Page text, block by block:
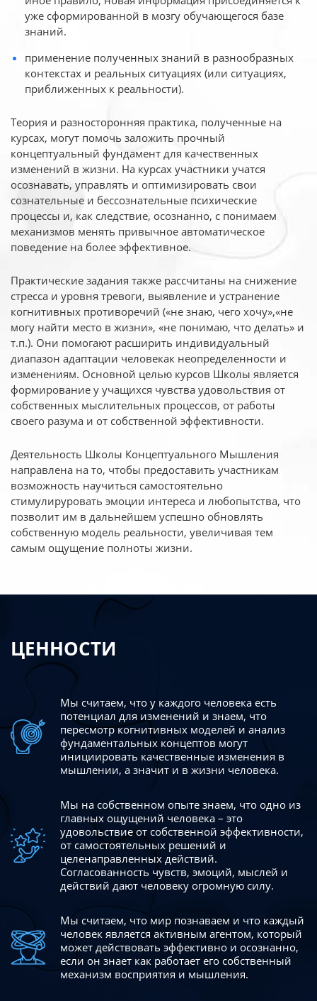
уже сформированной в мозгу обучающегося базе
знаний.
применение полученных знаний в разнообразных
контекстах и реальных ситуациях (или ситуациях,
приближенных к реальности).
Теория и разносторонняя практика, полученные на
курсах, могут помочь заложить прочный
концептуальный фундамент для качественных
изменений в жизни. На курсах участники учатся
осознавать, управлять и оптимизировать свои
сознательные и бессознательные психические
процессы и, как следствие, осознанно, с понимаем
механизмов менять привычное автоматическое
поведение на более эффективное.
Практические задания также рассчитаны на снижение
стресса и уровня тревоги, выявление и устранение
когнитивных противоречий («не знаю, чего хочу»,«не
могу найти место в жизни», «не понимаю, что делать» и
т.п.). Они помогают расширить индивидуальный
диапазон адаптации человекак неопределенности и
изменениям. Основной целью курсов Школы является
формирование у учащихся чувства удовольствия от
собственных мыслительных процессов, от работы
своего разума и от собственной эффективности.
Деятельность Школы Концептуального Мышления
направлена на то, чтобы предоставить участникам
возможность научиться самостоятельно
стимулируровать эмоции интереса и любопытства, что
позволит им в дальнейшем успешно обновлять
собственную модель реальности, увеличивая тем
самым ощущение полноты жизни.
ЦЕННОСТИ
Мы считаем, что у каждого человека есть
потенциал для изменений и знаем, что
пересмотр когнитивных моделей и анализ
фундаментальных концептов могут
инициировать качественные изменения в
мышлении, а значит и в жизни человека.
Мы на собственном опыте знаем, что одно из
главных ощущений человека – это
удовольствие от собственной эффективности,
от самостоятельных решений и
целенаправленных действий.
Согласованность чувств, эмоций, мыслей и
действий дают человеку огромную силу.
Мы считаем, что мир познаваем и что каждый
человек является активным агентом, который
может действовать эффективно и осознанно,
если он знает как работает его собственный
механизм восприятия и мышления.